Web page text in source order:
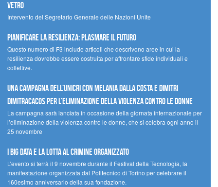
Vetro
Intervento del Segretario Generale delle Nazioni Unite
Pianificare la resilienza: plasmare il futuro
Questo numero di F3 include articoli che descrivono aree in cui la
resilienza dovrebbe essere costruita per affrontare sfide individuali e
collettive.
Una campagna dell’UNICRI con Melania Dalla Costa e Dimitri
Dimitracacos per l’eliminazione della violenza contro le donne
La campagna sarà lanciata in occasione della giornata internazionale per
l’eliminazione della violenza contro le donne, che si celebra ogni anno il
25 novembre
I Big Data e la lotta al crimine organizzato
L’evento si terrà il 9 novembre durante il Festival della Tecnologia, la
manifestazione organizzata dal Politecnico di Torino per celebrare il
160esimo anniversario della sua fondazione.